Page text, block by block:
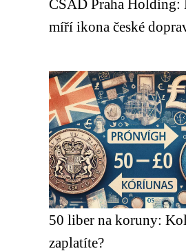
ČSAD Praha Holding:
míří ikona české
50 liber na koruny:
zaplatíte?